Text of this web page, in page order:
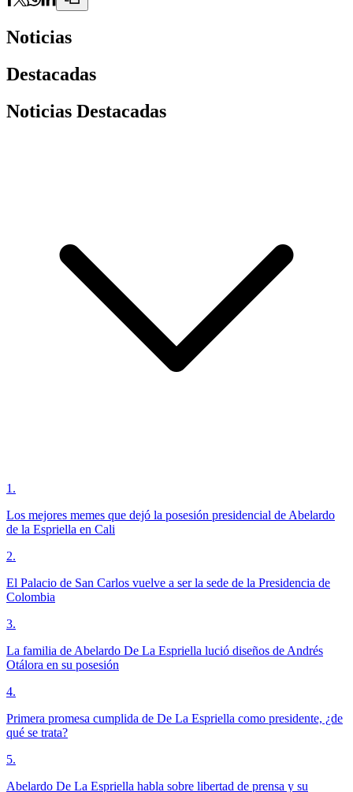
Noticias
Destacadas
Noticias Destacadas
1 .
Los mejores memes que dejó la posesión presidencial de Abelardo
de la Espriella en Cali
2.
El Palacio de San Carlos vuelve a ser la sede de la Presidencia de
Colombia
3.
La familia de Abelardo De La Espriella lució diseños de Andrés
Otálora en su posesión
4.
Primera promesa cumplida de De La Espriella como presidente, ¿de
qué se trata?
5.
Abelardo De La Espriella habla sobre libertad de prensa y su